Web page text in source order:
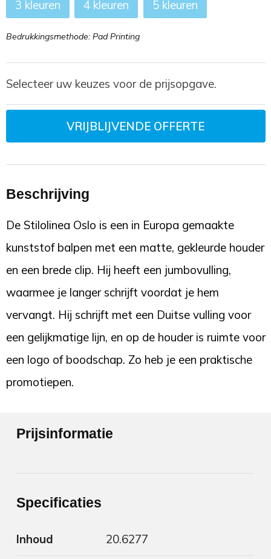
3 4 5
Bedrukkingsmethode: Pad Printing
Selecteer uw keuzes voor de prijsopgave.
VRIJBLIJVENDE OFFERTE
Beschrijving
De Stilolinea Oslo is een in Europa gemaakte
kunststof balpen met een matte, gekleurde houder
en een brede clip. Hij heeft een jumbovulling,
waarmee je langer schrijft voordat je hem
vervangt. Hij schrijft met een Duitse vulling voor
een gelijkmatige lijn, en op de houder is ruimte voor
een logo of boodschap. Zo heb je een praktische
promotiepen.
Prijsinformatie
Specificaties
Inhoud 20.6277